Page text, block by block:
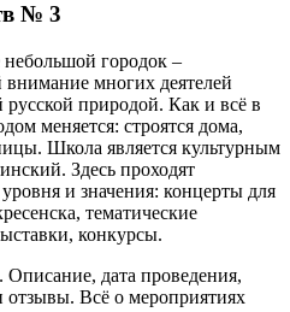
№ 3
городок –
многих деятелей
природой. Как и всё в
меняется: строятся дома,
Школа является культурным
Здесь проходят
и значения: концерты для
тематические
конкурсы.
Описание, дата проведения,
Всё о мероприятиях